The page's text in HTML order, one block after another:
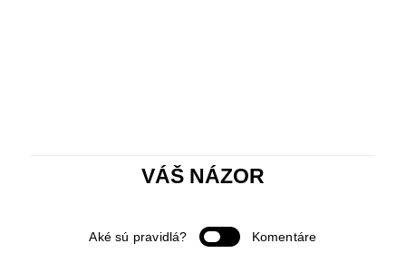
VÁŠ NÁZOR
Aké sú pravidlá? Komentáre